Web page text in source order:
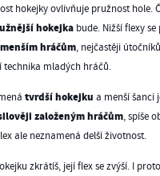
hokejky ovlivňuje pružnost hole.
hokejka bude. Nižší flexy
hráčům, nejčastěji
technika mladých hráčů.
tvrdší hokejku a menší šanci
založeným hráčům, spíše
ale neznamená delší životnost.
zkrátíš, její flex se zvýší. I